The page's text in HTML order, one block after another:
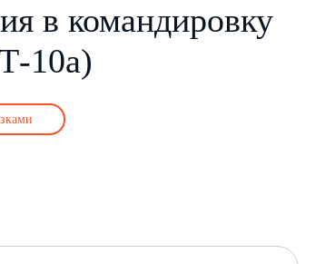
в командировку
10а)